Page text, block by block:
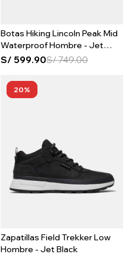
Botas Hiking Lincoln Peak Mid
Waterproof Hombre - Jet
Black
S/ 599.90S/749.00
20
Zapatillas Field Trekker Low
Hombre - Jet Black